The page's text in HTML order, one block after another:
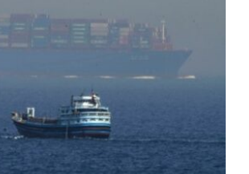
Liqenit Artificial/ “Shqipëria
meriton revolucion”, thirrjet që
shoqërojnë tubimin: Poshtë
LIVE- Revolta në ditën e 67! “Nesër
më shumë”, mbyllen fjalimet para
Kryeministrisë, protestuesit nisin
marshimin